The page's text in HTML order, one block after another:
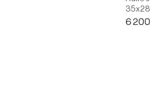
35x28in
6 200